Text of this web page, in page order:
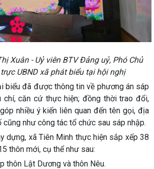
Xuân - Uỷ viên BTV Đảng uỷ, Phó Chủ
UBND xã phát biểu tại hội nghị
biểu đã được thông tin về phương án sáp
chí, căn cứ thực hiện; đồng thời trao đổi,
nhiều ý kiến liên quan đến tên gọi, địa
cũng như công tác tổ chức sau sáp nhập.
dựng, xã Tiên Minh thực hiện sắp xếp 38
thôn mới, cụ thể như sau:
thôn Lật Dương và thôn Nêu.